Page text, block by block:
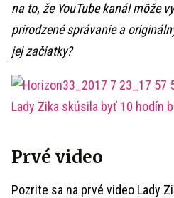
na to, že YouTube kanál môže
prirodzené správanie a
jej začiatky?
Lady Zika skúsila byť 10 hodín
Prvé video
Pozrite sa na prvé video Lady